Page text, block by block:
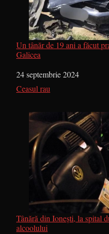
Un tânăr de 19 ani a făcut
Galicea
Dată
24 septembrie 2024
În legătură cu
Ceasul rau
Tânără din Ionești, la spital
alcoolului